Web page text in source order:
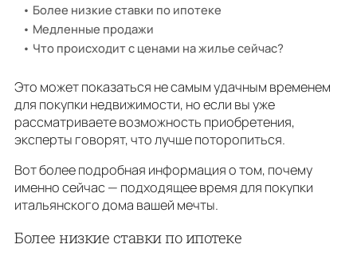
Более низкие ставки по ипотеке
Медленные продажи
Что происходит с ценами на жилье сейчас?
Это может показаться не самым удачным временем
для покупки недвижимости, но если вы уже
рассматриваете возможность приобретения,
эксперты говорят, что лучше поторопиться.
Вот более подробная информация о том, почему
именно сейчас — подходящее время для покупки
итальянского дома вашей мечты.
Более низкие ставки по ипотеке